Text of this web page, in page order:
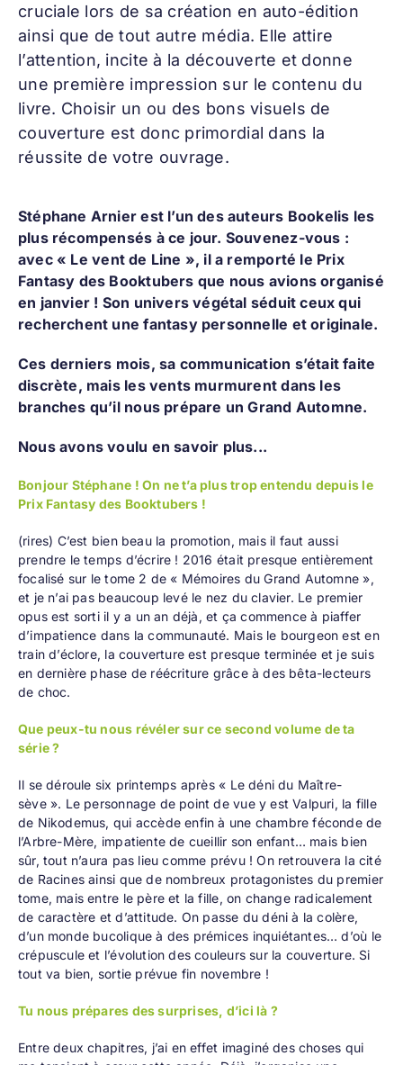
cruciale lors de sa création en auto-édition
ainsi que de tout autre média. Elle attire
l’attention, incite à la découverte et donne
une première impression sur le contenu du
livre. Choisir un ou des bons visuels de
couverture est donc primordial dans la
réussite de votre ouvrage.
Stéphane Arnier est l’un des auteurs Bookelis les
plus récompensés à ce jour. Souvenez-vous :
avec « Le vent de Line », il a remporté le Prix
Fantasy des Booktubers que nous avions organisé
en janvier ! Son univers végétal séduit ceux qui
recherchent une fantasy personnelle et originale.
Ces derniers mois, sa communication s’était faite
discrète, mais les vents murmurent dans les
branches qu’il nous prépare un Grand Automne.
Nous avons voulu en savoir plus...
Bonjour Stéphane ! On ne t’a plus trop entendu depuis le
Prix Fantasy des Booktubers !
(rires) C’est bien beau la promotion, mais il faut aussi
prendre le temps d’écrire ! 2016 était presque entièrement
focalisé sur le tome 2 de « Mémoires du Grand Automne »,
et je n’ai pas beaucoup levé le nez du clavier. Le premier
opus est sorti il y a un an déjà, et ça commence à piaffer
d’impatience dans la communauté. Mais le bourgeon est en
train d’éclore, la couverture est presque terminée et je suis
en dernière phase de réécriture grâce à des bêta-lecteurs
de choc.
Que peux-tu nous révéler sur ce second volume de ta
série ?
Il se déroule six printemps après « Le déni du Maître-
sève ». Le personnage de point de vue y est Valpuri, la fille
de Nikodemus, qui accède enfin à une chambre féconde de
l’Arbre-Mère, impatiente de cueillir son enfant… mais bien
sûr, tout n’aura pas lieu comme prévu ! On retrouvera la cité
de Racines ainsi que de nombreux protagonistes du premier
tome, mais entre le père et la fille, on change radicalement
de caractère et d’attitude. On passe du déni à la colère,
d’un monde bucolique à des prémices inquiétantes… d’où le
crépuscule et l’évolution des couleurs sur la couverture. Si
tout va bien, sortie prévue fin novembre !
Tu nous prépares des surprises, d’ici là ?
Entre deux chapitres, j’ai en effet imaginé des choses qui